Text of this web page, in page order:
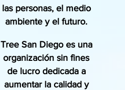
las personas, el medio
ambiente y el futuro.
Tree San Diego es una
organización sin fines
de lucro dedicada a
aumentar la calidad y